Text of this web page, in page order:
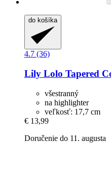
do košíka
4.7 (36)
Lily Lolo Tapered
všestranný
na highlighter
veľkosť: 17,7 cm
€ 13,99
Doručenie do 11. augusta